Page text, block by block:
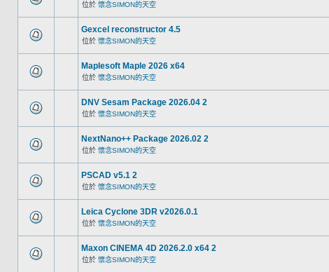
位於 懷念SIMON的天空
Gexcel reconstructor 4.5
位於 懷念SIMON的天空
Maplesoft Maple 2026 x64
位於 懷念SIMON的天空
DNV Sesam Package 2026.04 2
位於 懷念SIMON的天空
NextNano++ Package 2026.02 2
位於 懷念SIMON的天空
PSCAD v5.1 2
位於 懷念SIMON的天空
Leica Cyclone 3DR v2026.0.1
位於 懷念SIMON的天空
Maxon CINEMA 4D 2026.2.0 x64 2
位於 懷念SIMON的天空